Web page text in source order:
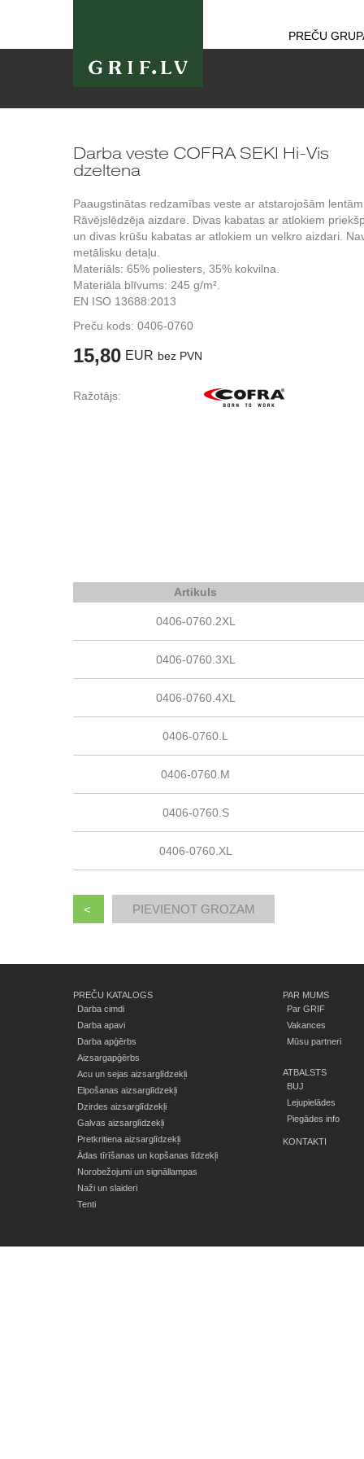
PREČU
Darba veste COFRA SEKI Hi-Vis
dzeltena
Paaugstinātas redzamības veste ar atstarojošām
Rāvējslēdzēja aizdare. Divas kabatas ar atlokiem
un divas krūšu kabatas ar atlokiem un velkro aizdari.
metālisku detaļu.
Materiāls: 65% poliesters, 35% kokvilna.
Materiāla blīvums: 245 g/m².
EN ISO 13688:2013
Preču kods: 0406-0760
15,80 EUR bez PVN
Ražotājs:
Artikuls
0406-0760.2XL
0406-0760.3XL
0406-0760.4XL
0406-0760.L
0406-0760.M
0406-0760.S
0406-0760.XL
<
PREČU KATALOGS
Darba cimdi
Darba apavi
Darba apģērbs
Aizsargapģērbs
Acu un sejas aizsarglīdzekļi
Elpošanas aizsarglīdzekļi
Dzirdes aizsarglīdzekļi
Galvas aizsarglīdzekļi
Pretkritiena aizsarglīdzekļi
Ādas tīrīšanas un kopšanas līdzekļi
Norobežojumi un signāllampas
Naži un slaideri
Tenti
PAR MUMS
Par GRIF
Vakances
Mūsu partneri
ATBALSTS
BUJ
Lejupielādes
Piegādes info
KONTAKTI